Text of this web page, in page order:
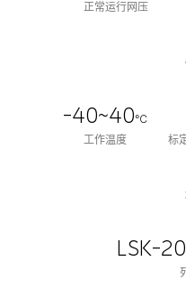
正常运行网压
-40~40℃
工作温度
标
LSK-